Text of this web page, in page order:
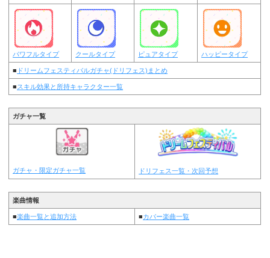
パワフルタイプ クールタイプ ピュアタイプ ハッピータイプ
■ ドリームフェスティバルガチャ(ドリフェス)まとめ
■スキル効果と所持キャラクター一覧
ガチャ一覧
ガチャ・限定ガチャ一覧 ドリフェス一覧・次回予想
楽曲情報
■楽曲一覧と追加方法 ■カバー楽曲一覧